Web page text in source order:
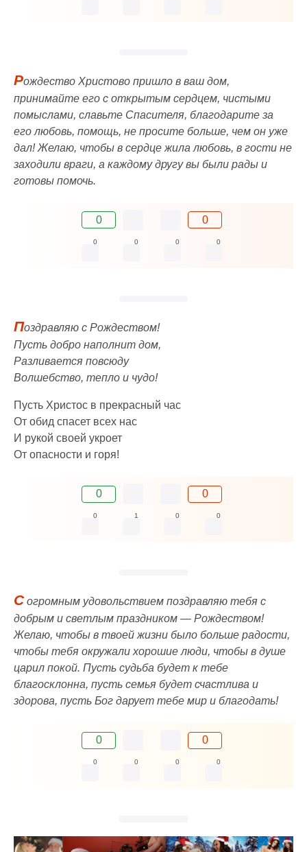
Рождество Христово пришло в ваш дом,
принимайте его с открытым сердцем, чистыми
помыслами, славьте Спасителя, благодарите за
его любовь, помощь, не просите больше, чем он уже
дал! Желаю, чтобы в сердце жила любовь, в гости не
заходили враги, а каждому другу вы были рады и
готовы помочь.
0 0
0 0 0 0
Поздравляю с Рождеством!
Пусть добро наполнит дом,
Разливается повсюду
Волшебство, тепло и чудо!
Пусть Христос в прекрасный час
От обид спасет всех нас
И рукой своей укроет
От опасности и горя!
0 0
0 1 0 0
Согромным удовольствием поздравляю тебя с
добрым и светлым праздником — Рождеством!
Желаю, чтобы в твоей жизни было больше радости,
чтобы тебя окружали хорошие люди, чтобы в душе
царил покой. Пусть судьба будет к тебе
благосклонна, пусть семья будет счастлива и
здорова, пусть Бог дарует тебе мир и благодать!
0 0
0 0 0 0